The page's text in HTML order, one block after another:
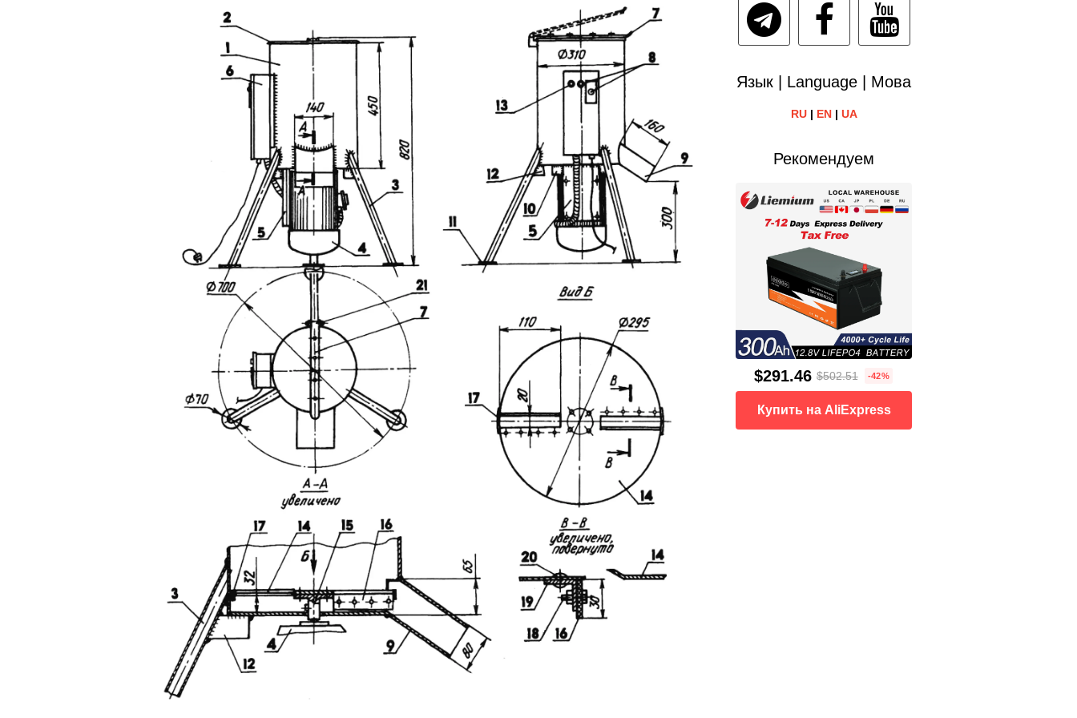
Язык | Language | Мова
RU| EN| UA
Рекомендуем
$291.46 $502.51 -42%
Купить на AliExpress